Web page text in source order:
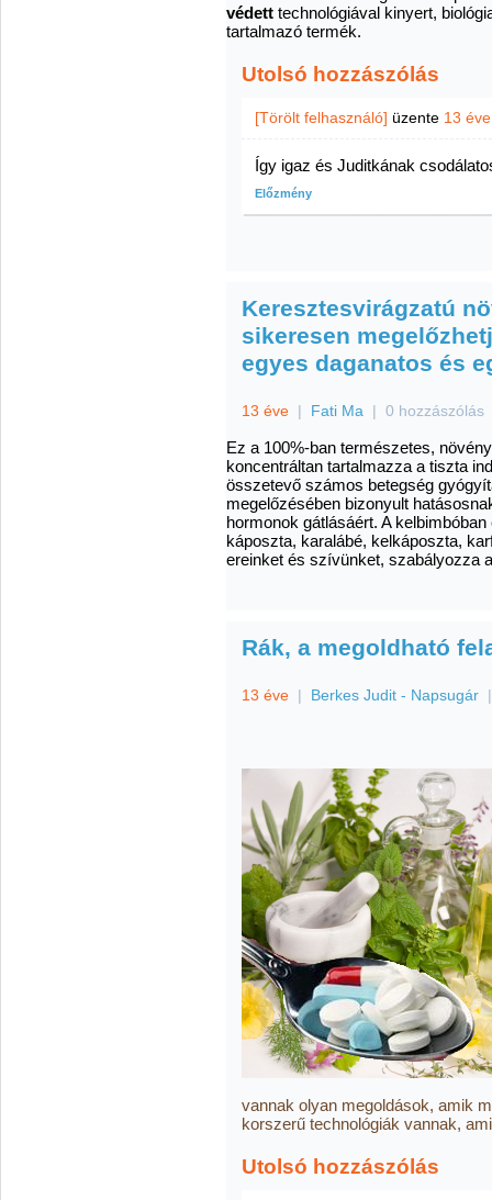
védett technológiával kinyert,
tartalmazó termék.
Utolsó hozzászólás
[Törölt felhasználó] üzente 13 éve
Így igaz és Juditkának
Előzmény
Keresztesvirágzatú
sikeresen
egyes daganatos és
13 éve | Fati Ma | 0 hozzászólás
Ez a 100%-ban természetes,
koncentráltan tartalmazza a tiszta
összetevő számos betegség
megelőzésében bizonyult
hormonok gátlásáért. A
káposzta, karalábé, kelkáposzta,
ereinket és szívünket, szabályozza
Rák, a megoldható
13 éve | Berkes Judit - Napsugár
vannak olyan megoldások, amik
korszerű technológiák vannak,
Utolsó hozzászólás